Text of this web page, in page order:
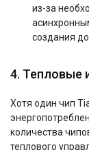
из-за
создания
4. Тепловые
Хотя один чип
количества
теплового